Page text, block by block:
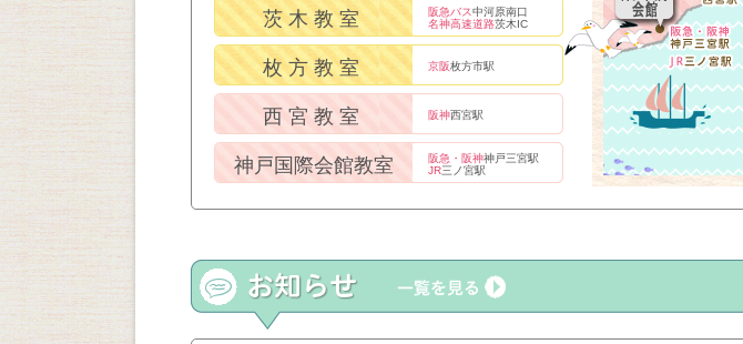
茨木教室 阪急バス中河原南口
名神高速道路茨木IC
枚方教室 京阪枚方市駅
西宮教室 阪神西宮駅
神戸国際会館教室 阪急・阪神神戸三宮駅
JR三ノ宮駅